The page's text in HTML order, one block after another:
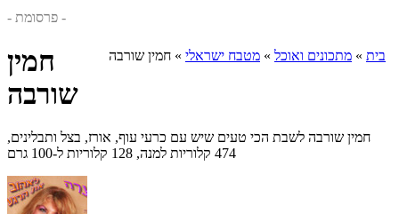
- פרסומת -
בית » מתכונים ואוכל » מטבח ישראלי » חמין שורבה
חמין
שורבה
חמין שורבה לשבת הכי טעים שיש עם כרעי עוף, אורז, בצל ותבלינים,
474 קלוריות למנה, 128 קלוריות ל-100 גרם